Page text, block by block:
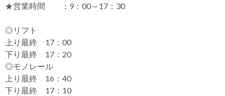
★営業時間 ：9：00～17：30
◎リフト
上り最終 17：00
下り最終 17：20
◎モノレール
上り最終 16：40
下り最終 17：10